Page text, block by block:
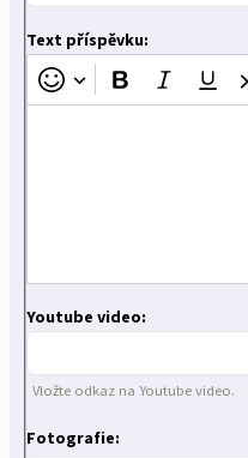
Text příspěvku:
Youtube video:
Vložte odkaz na Youtube video.
Fotografie: